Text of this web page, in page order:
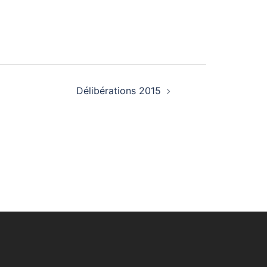
Délibérations 2015